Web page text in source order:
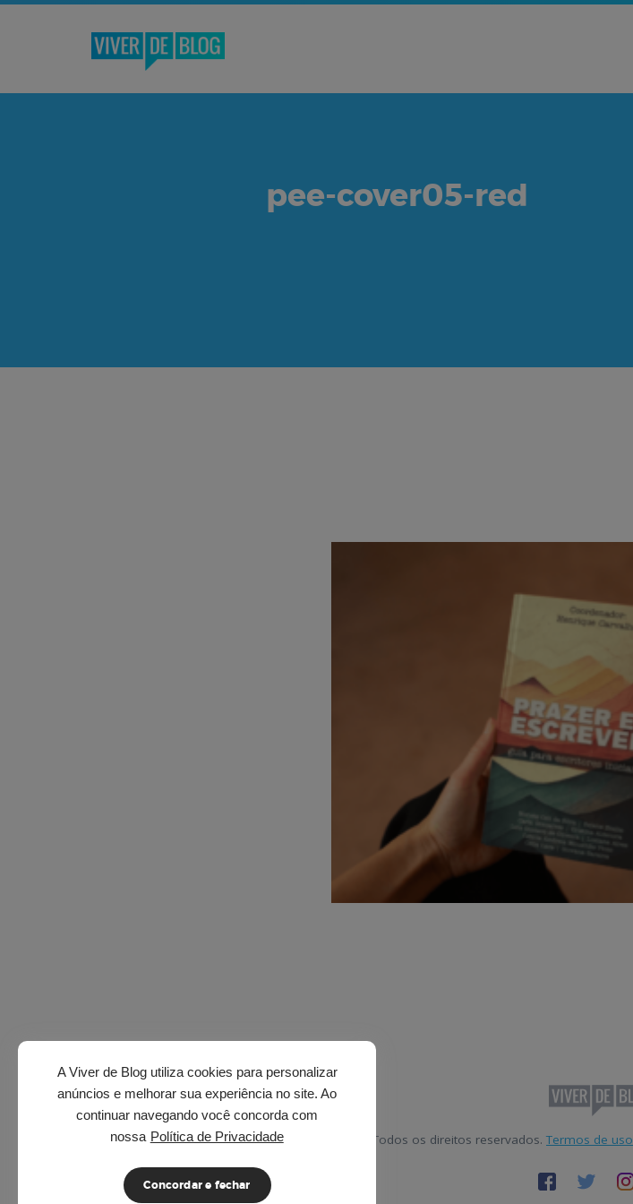
A Viver de Blog utiliza cookies para personalizar
anúncios e melhorar sua experiência no site. Ao
continuar navegando você concorda com
nossa Política de Privacidade
Concordar e fechar
pee-cover05-red
© 2026 · Viver de Blog. Todos os direitos reservados. Termos de uso